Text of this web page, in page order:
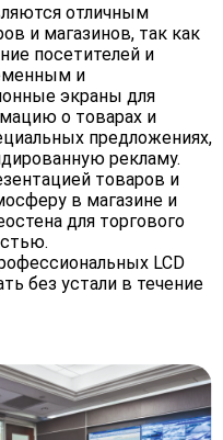
отличным
и магазинов, так как
посетителей и
и
экраны для
о товарах и
предложениях,
рекламу.
товаров и
в магазине и
для торгового
LCD
без устали в течение